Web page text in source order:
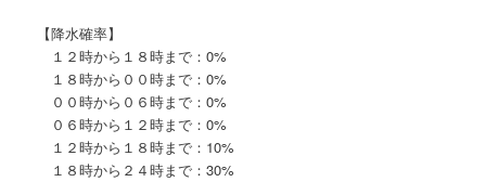
【降水確率】
１２時から１８時まで：0%
１８時から００時まで：0%
００時から０６時まで：0%
０６時から１２時まで：0%
１２時から１８時まで：10%
１８時から２４時まで：30%